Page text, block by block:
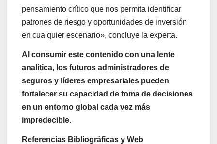
pensamiento crítico que nos permita identificar
patrones de riesgo y oportunidades de inversión
en cualquier escenario», concluye la experta.
Al consumir este contenido con una lente
analítica, los futuros administradores de
seguros y líderes empresariales pueden
fortalecer su capacidad de toma de decisiones
en un entorno global cada vez más
impredecible.
Referencias Bibliográficas y Web